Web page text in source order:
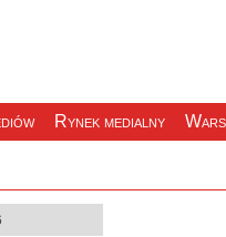
Rynek medialny